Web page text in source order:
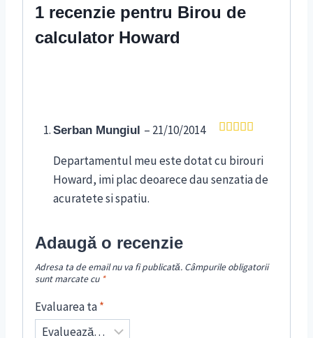
1 recenzie pentru Birou de
calculator Howard
din 5
Serban Mungiul – 21/10/2014
Departamentul meu este dotat cu birouri
Howard, imi plac deoarece dau senzatia de
acuratete si spatiu.
Adaugă o recenzie
Adresa ta de email nu va fi publicată. Câmpurile obligatorii
sunt marcate cu *
Evaluarea ta*